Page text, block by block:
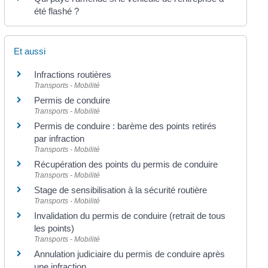
été flashé ?
Et aussi
Infractions routières
Transports - Mobilité
Permis de conduire
Transports - Mobilité
Permis de conduire : barème des points retirés
par infraction
Transports - Mobilité
Récupération des points du permis de conduire
Transports - Mobilité
Stage de sensibilisation à la sécurité routière
Transports - Mobilité
Invalidation du permis de conduire (retrait de tous
les points)
Transports - Mobilité
Annulation judiciaire du permis de conduire après